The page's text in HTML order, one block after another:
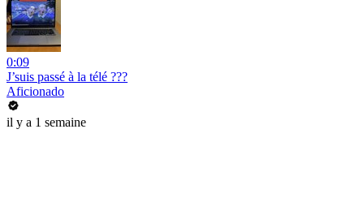
0:09
J’suis passé à la télé ???
Aficionado
il y a 1 semaine